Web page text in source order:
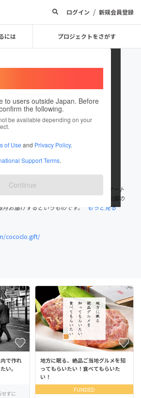
ログイン / 新規会員登録
には プロジェクトをさがす
to users outside Japan. Before
the following.
be available depending on your
of Use and Privacy Policy.
Support Terms.
Continue
cococlo
2件のプロジェクトを投稿しています
京都
重県
孝行支援を行うためのサービスとしてスタート
者様の親御様に、ココクロが厳選した「全国の
お届けするというものです。
もっと見る
cococlo.gift/
で作れ
い。
せずに
地方に眠る、絶品ご当地グルメを知
ってもらいたい！食べてもらいた
い！
FUNDED